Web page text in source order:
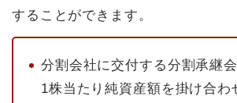
することができます。
分割会社に交付する分割承継
1株当たり純資産額を掛け合わ